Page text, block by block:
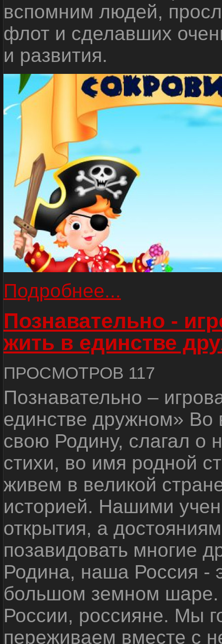
вспомним людей,
флот и сделавших
и развития.
Подробнее...
Познавательно -
жить в единстве
ПРОСМОТРОВ 117
Познавательно –
единстве дружном»
свою Родину, слагал о
стихи, во имя родной
живем в великой
историей. Нашими
открытия, а
позавидовать многие
Родина, наша Россия -
большом земном
России, россияне. Мы
переживаем вместе с